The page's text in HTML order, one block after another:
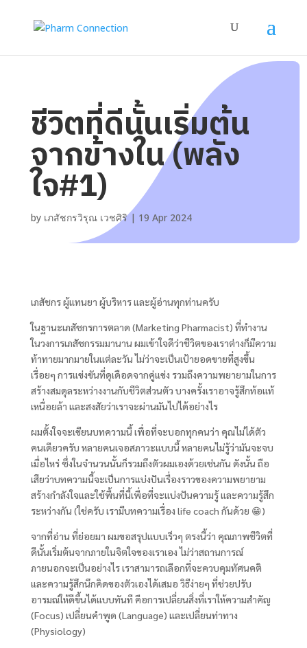
ชีวิตที่ดีนั้นเริ่มต้น
จากข้างใน (พลัง
ใจ#1)
by เภสัชกรวิรุณ เวชศิริ| 19 Apr 2024
เภสัชกร ผู้แทนยา ผู้บริหาร และผู้อ่านทุกท่านครับ
ในฐานะเภสัชกรการตลาด (Marketing Pharmacist) ที่ทำงาน
ในวงการเภสัชกรรมมานาน ผมเข้าใจดีว่าชีวิตของเราต่างก็มีความ
ท้าทายมากมายในแต่ละวัน ไม่ว่าจะเป็นเป้ายอดขายที่สูงขึ้น
เรื่อยๆ การแข่งขันที่ดุเดือดจากคู่แข่ง รวมถึงความพยายามในการ
สร้างสมดุลระหว่างงานกับชีวิตส่วนตัว บางครั้งเราอาจรู้สึกท้อแท้
เหนื่อยล้า และสงสัยว่าเราจะผ่านมันไปได้อย่างไร
ผมตั้งใจจะเขียนบทความนี้ เพื่อที่จะบอกทุกคนว่า คุณไม่ได้ตัว
คนเดียวครับ หลายคนเจอสภาวะแบบนี้ หลายคนไม่รู้ว่ามันจะจบ
เมื่อไหร่ ซึ่งในจำนวนนั้นก็รวมถึงตัวผมเองด้วยเช่นกัน ดังนั้น ถือ
เสียว่าบทความนี้จะเป็นการแบ่งปันเรื่องราวของความพยายาม
สร้างกำลังใจและใช้พื้นที่นี้เพื่อที่จะแบ่งปันความรู้ และความรู้สึก
ระหว่างกัน (ใช่ครับ เรามีบทความเรื่อง life coach กันด้วย 😁)
จากที่อ่าน ที่ย่อยมา ผมขอสรุปแบบเร็วๆ ตรงนี้ว่า คุณภาพชีวิตที่
ดีนั้นเริ่มต้นจากภายในจิตใจของเราเอง ไม่ว่าสถานการณ์
ภายนอกจะเป็นอย่างไร เราสามารถเลือกที่จะควบคุมทัศนคติ
และความรู้สึกนึกคิดของตัวเองได้เสมอ วิธีง่ายๆ ที่ช่วยปรับ
อารมณ์ให้ดีขึ้นได้แบบทันที คือการเปลี่ยนสิ่งที่เราให้ความสำคัญ
(Focus) เปลี่ยนคำพูด (Language) และเปลี่ยนท่าทาง
(Physiology)